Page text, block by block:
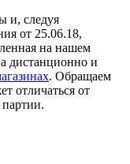
и, следуя
от 25.06.18,
на нашем
дистанционно и
. Обращаем
отличаться от